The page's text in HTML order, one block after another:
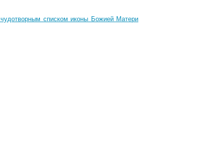
списком иконы Божией Матери